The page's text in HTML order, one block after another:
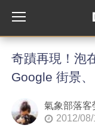
奇蹟再現！泡
Google 街景
氣象部落客
2012/